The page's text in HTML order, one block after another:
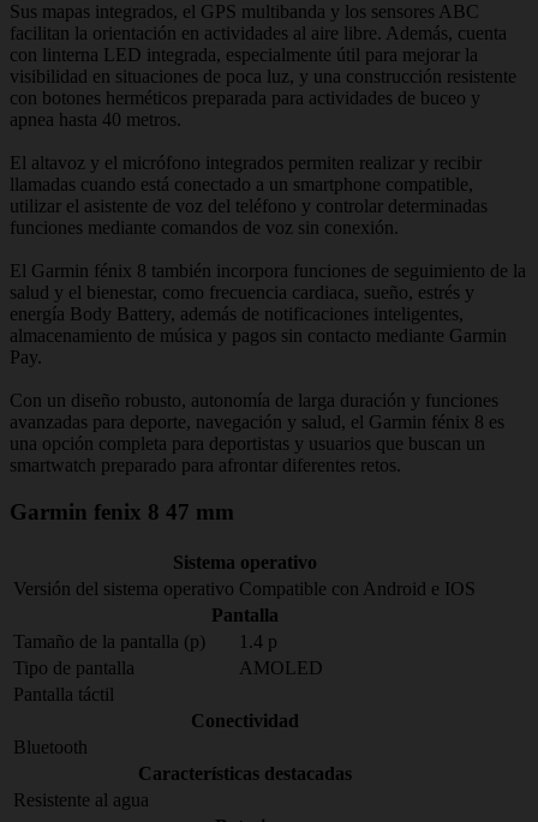
Sus mapas integrados, el GPS multibanda y los sensores ABC
facilitan la orientación en actividades al aire libre. Además, cuenta
con linterna LED integrada, especialmente útil para mejorar la
visibilidad en situaciones de poca luz, y una construcción resistente
con botones herméticos preparada para actividades de buceo y
apnea hasta 40 metros.
El altavoz y el micrófono integrados permiten realizar y recibir
llamadas cuando está conectado a un smartphone compatible,
utilizar el asistente de voz del teléfono y controlar determinadas
funciones mediante comandos de voz sin conexión.
El Garmin fénix 8 también incorpora funciones de seguimiento de la
salud y el bienestar, como frecuencia cardiaca, sueño, estrés y
energía Body Battery, además de notificaciones inteligentes,
almacenamiento de música y pagos sin contacto mediante Garmin
Pay.
Con un diseño robusto, autonomía de larga duración y funciones
avanzadas para deporte, navegación y salud, el Garmin fénix 8 es
una opción completa para deportistas y usuarios que buscan un
smartwatch preparado para afrontar diferentes retos.
Garmin fenix 8 47 mm
Sistema operativo
Versión del sistema operativo Compatible con Android e IOS
Pantalla
Tamaño de la pantalla (p)
1.4 p
Tipo de pantalla
AMOLED
Pantalla táctil
Conectividad
Bluetooth
Características destacadas
Resistente al agua